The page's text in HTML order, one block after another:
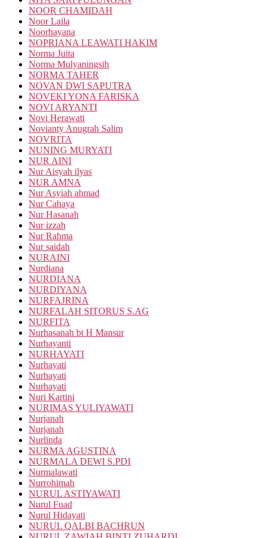
NOOR CHAMIDAH
Noor Laila
Noorhayana
NOPRIANA LEAWATI HAKIM
Norma Juita
Norma Mulyaningsih
NORMA TAHER
NOVAN DWI SAPUTRA
NOVEKI YONA FARISKA
NOVI ARYANTI
Novi Herawati
Novianty Anugrah Salim
NOVRITA
NUNING MURYATI
NUR AINI
Nur Aisyah ilyas
NUR AMNA
Nur Asyiah ahmad
Nur Cahaya
Nur Hasanah
Nur izzah
Nur Rahma
Nur saidah
NURAINI
Nurdiana
NURDIANA
NURDIYANA
NURFAJRINA
NURFALAH SITORUS S.AG
NURFITA
Nurhasanah bt H Mansur
Nurhayanti
NURHAYATI
Nurhayati
Nurhayati
Nurhayati
Nuri Kartini
NURIMAS YULIYAWATI
Nurjanah
Nurjanah
Nurlinda
NURMA AGUSTINA
NURMALA DEWI S.PDI
Nurmalawati
Nurrohimah
NURUL ASTIYAWATI
Nurul Fuad
Nurul Hidayati
NURUL QALBI BACHRUN